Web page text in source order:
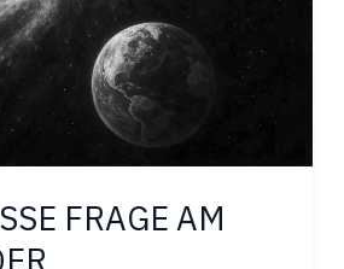
FRAGE AM